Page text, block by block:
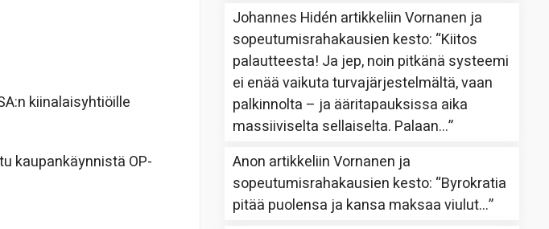
kiinalaisyhtiöille
kaupankäynnistä OP-
Johannes Hidén artikkeliinVornanen ja
sopeutumisrahakausien kesto: “Kiitos
palautteesta! Ja jep, noin pitkänä systeemi
ei enää vaikuta turvajärjestelmältä, vaan
palkinnolta – ja ääritapauksissa aika
massiiviselta sellaiselta. Palaan…”
Anon artikkeliinVornanen ja
sopeutumisrahakausien kesto: “Byrokratia
pitää puolensa ja kansa maksaa viulut…”